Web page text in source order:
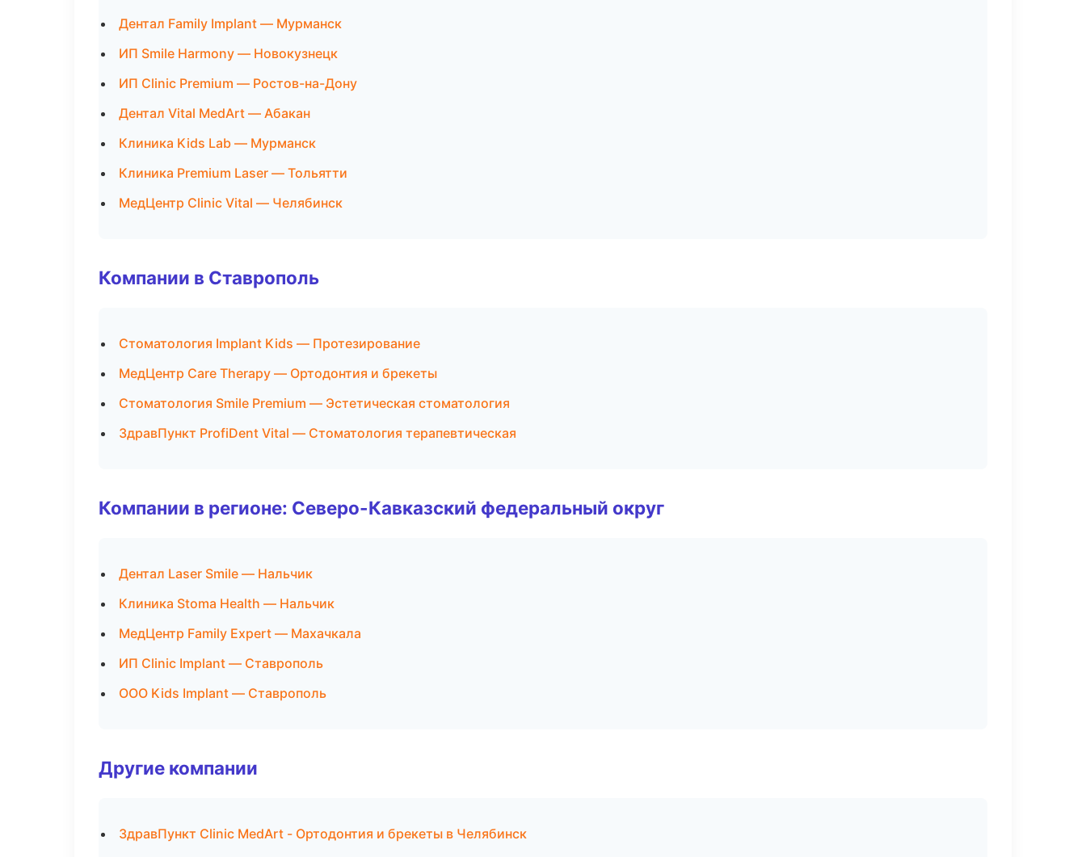
Дентал Family Implant — Мурманск
ИП Smile Harmony — Новокузнецк
ИП Clinic Premium — Ростов-на-Дону
Дентал Vital MedArt — Абакан
Клиника Kids Lab — Мурманск
Клиника Premium Laser — Тольятти
МедЦентр Clinic Vital — Челябинск
Компании в Ставрополь
Стоматология Implant Kids — Протезирование
МедЦентр Care Therapy — Ортодонтия и брекеты
Стоматология Smile Premium — Эстетическая стоматология
ЗдравПункт ProfiDent Vital — Стоматология терапевтическая
Компании в регионе: Северо-Кавказский федеральный округ
Дентал Laser Smile — Нальчик
Клиника Stoma Health — Нальчик
МедЦентр Family Expert — Махачкала
ИП Clinic Implant — Ставрополь
ООО Kids Implant — Ставрополь
Другие компании
ЗдравПункт Clinic MedArt - Ортодонтия и брекеты в Челябинск